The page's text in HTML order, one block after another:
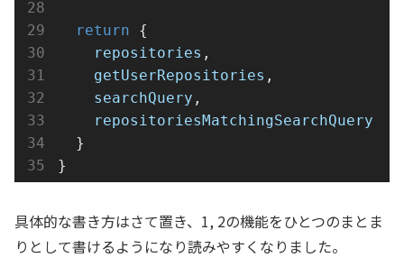
return {
repositories ,
getUserRepositories ,
searchQuery ,
repositoriesMatchingSearchQuery
  }
}
具体的な書き方はさて置き、1, 2の機能をひとつのまとま
りとして書けるようになり読みやすくなりました。